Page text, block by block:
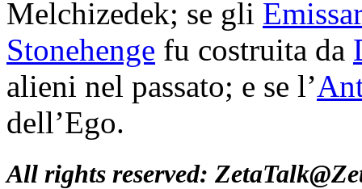
Melchizedek; se gli
Stonehenge fu costruita da
alieni nel passato; e se l’
dell’Ego.
All rights reserved: